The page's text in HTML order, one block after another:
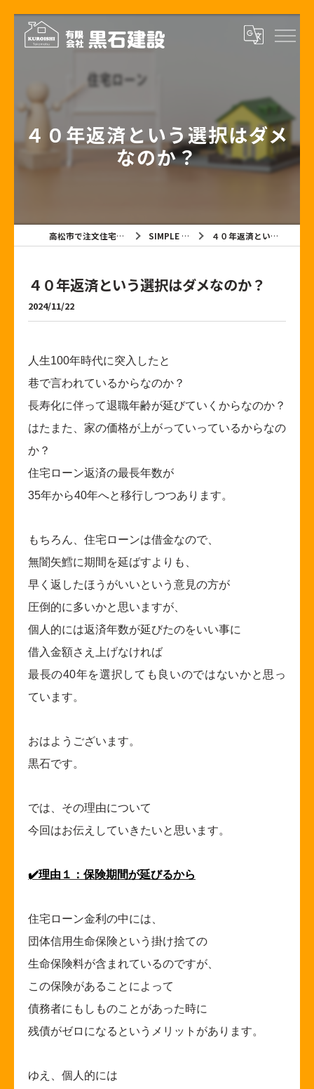
４０年返済という選択はダメ
なのか？
高松市で注文住宅なら有限会社黒石建設 SIMPLE NOTE BLOG ４０年返済という選択はダメなのか？
４０年返済という選択はダメなのか？
2024/11/22
人生100年時代に突入したと
巷で言われているからなのか？
長寿化に伴って退職年齢が延びていくからなのか？
はたまた、家の価格が上がっていっているからなの
か？
住宅ローン返済の最長年数が
35年から40年へと移行しつつあります。
もちろん、住宅ローンは借金なので、
無闇矢鱈に期間を延ばすよりも、
早く返したほうがいいという意見の方が
圧倒的に多いかと思いますが、
個人的には返済年数が延びたのをいい事に
借入金額さえ上げなければ
最長の40年を選択しても良いのではないかと思っ
ています。
おはようございます。
黒石です。
では、その理由について
今回はお伝えしていきたいと思います。
✔️理由１：保険期間が延びるから
住宅ローン金利の中には、
団体信用生命保険という掛け捨ての
生命保険料が含まれているのですが、
この保険があることによって
債務者にもしものことがあった時に
残債がゼロになるというメリットがあります。
ゆえ、個人的には